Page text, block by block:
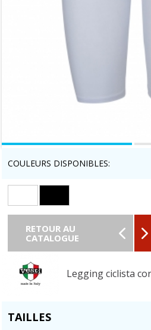
COULEURS DISPONIBLES:
RETOUR AU
CATALOGUE
Legging ciclista
TAILLES